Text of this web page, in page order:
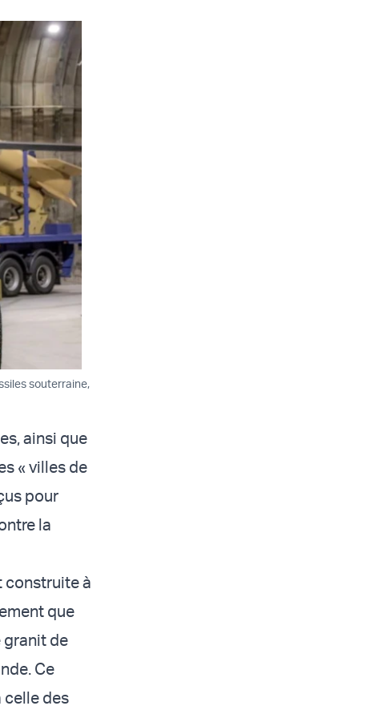
souterraine,
ainsi que
« villes de
pour
la
construite à
que
granit de
Ce
celle des